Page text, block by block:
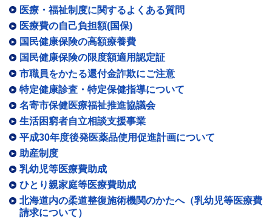
医療・福祉制度に関するよくある質問
医療費の自己負担額(国保)
国民健康保険の高額療養費
国民健康保険の限度額適用認定証
市職員をかたる還付金詐欺にご注意
特定健康診査・特定保健指導について
名寄市保健医療福祉推進協議会
生活困窮者自立相談支援事業
平成30年度後発医薬品使用促進計画について
助産制度
乳幼児等医療費助成
ひとり親家庭等医療費助成
北海道内の柔道整復施術機関のかたへ（乳幼児等医療費
請求について）